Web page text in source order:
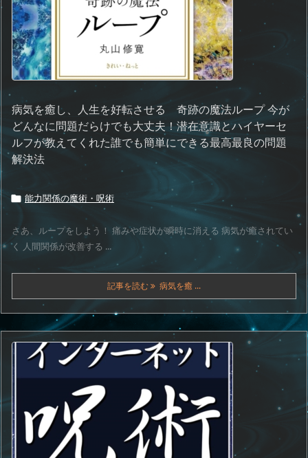
病気を癒し、人生を好転させる 奇跡の魔法ループ 今が
どんなに問題だらけでも大丈夫！潜在意識とハイヤーセ
ルフが教えてくれた誰でも簡単にできる最高最良の問題
解決法
 能力関係の魔術・呪術
さあ、ループをしよう！ 痛みや症状が瞬時に消える 病気が癒されてい
く 人間関係が改善する ...
記事を読む 病気を癒 ...